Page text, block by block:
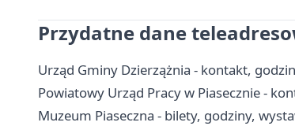
Przydatne dane
Urząd Gminy Dzierzążnia - kontakt,
Powiatowy Urząd Pracy w Piasecznie -
Muzeum Piaseczna - bilety, godziny,